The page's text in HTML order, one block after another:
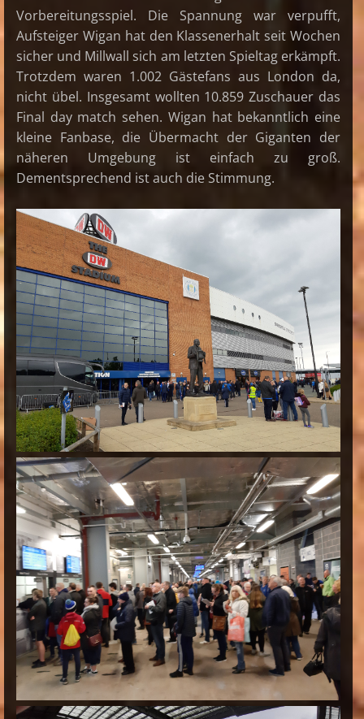
Vorbereitungsspiel. Die Spannung war verpufft,
Aufsteiger Wigan hat den Klassenerhalt seit Wochen
sicher und Millwall sich am letzten Spieltag erkämpft.
Trotzdem waren 1.002 Gästefans aus London da,
nicht übel. Insgesamt wollten 10.859 Zuschauer das
Final day match sehen. Wigan hat bekanntlich eine
kleine Fanbase, die Übermacht der Giganten der
näheren Umgebung ist einfach zu groß.
Dementsprechend ist auch die Stimmung.